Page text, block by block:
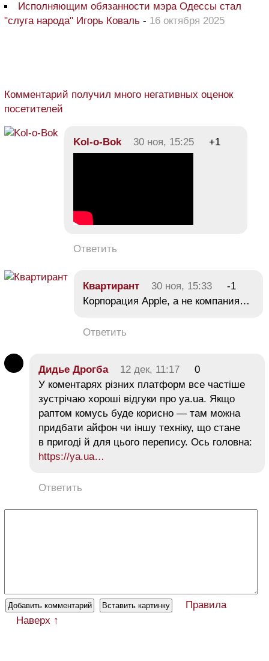
Исполняющим обязанности мэра Одессы стал
"слуга народа" Игорь Коваль - 16 октября 2025
Комментарий получил много негативных оценок
посетителей
Kol-o-Bok 30 ноя, 15:25 +1
Ответить
Квартирант 30 ноя, 15:33
-1
Корпорация Apple, а не компания…
Ответить
Дидье Дрогба 12 дек, 11:17
0
У коментарях різних платформ все частіше
зустрічаю хороші відгуки про ya.ua. Якщо
раптом комусь буде корисно — там можна
придбати айфон чи іншу техніку, що стане
в пригоді й для цього перепису. Ось головна:
https://ya.ua…
Ответить
Правила
Наверх ↑